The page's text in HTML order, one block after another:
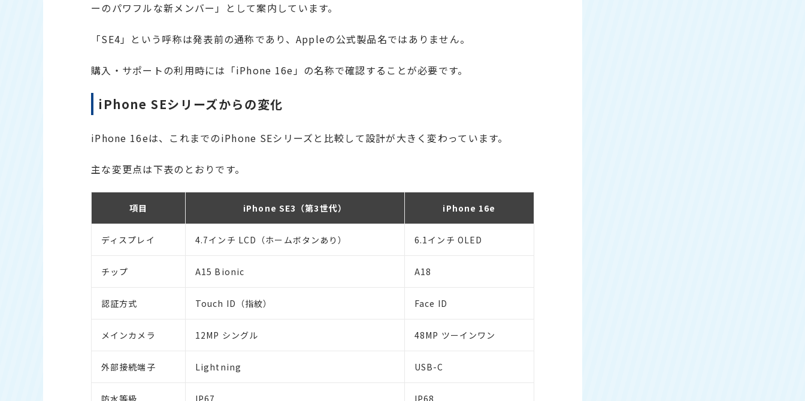
ーのパワフルな新メンバー」として案内しています。
「SE4」という呼称は発表前の通称であり、Appleの公式製品名ではありません。
購入・サポートの利用時には「iPhone 16e」の名称で確認することが必要です。
iPhone SEシリーズからの変化
iPhone 16eは、これまでのiPhone SEシリーズと比較して設計が大きく変わっています。
主な変更点は下表のとおりです。
項目 iPhone SE3（第3世代） iPhone 16e
ディスプレイ 4.7インチ LCD（ホームボタンあり） 6.1インチ OLED
チップ A15 Bionic A18
認証方式 Touch ID（指紋） Face ID
メインカメラ 12MP シングル 48MP ツーインワン
外部接続端子 Lightning USB-C